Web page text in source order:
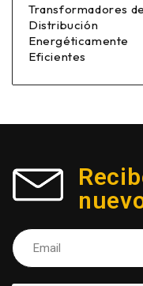
Transformadores de
Distribución
Energéticamente
Eficientes